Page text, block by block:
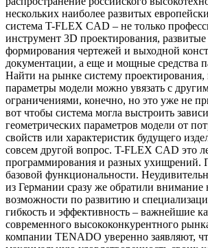
нескольких наиболее развитых
система T-FLEX CAD – не только
инструмент 3D проектирования, развитые
формирования чертежей и выходной
документации, а еще и мощные средства
Найти на рынке систему проектирования,
параметры модели можно увязать с
ограничениями, конечно, но это уже не
вот чтобы система могла выстроить
геометрических параметров модели от
свойств или характеристик будущего
совсем другой вопрос. T-FLEX CAD это
программирования и разных ухищрений.
базовой функциональности.
из Германии сразу же обратили
возможности по развитию и
гибкость и эффективность – важнейшие
современного высококонкурентного
компании TENADO уверенно заявляют,